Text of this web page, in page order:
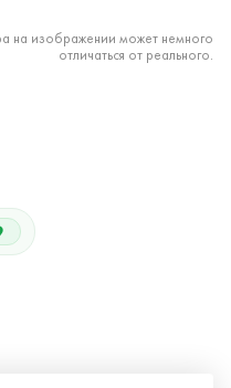
на изображении может немного
отличаться от реального.